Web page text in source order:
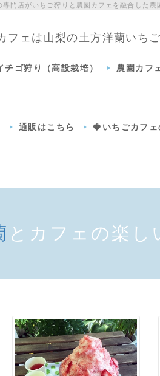
門店がいちご狩りと農園カフェを融合した
フェは山梨の土方洋蘭いち
チゴ狩り（高設栽培） 農園カフ
通販はこちら 🍓いちごカフ
とカフェの楽し